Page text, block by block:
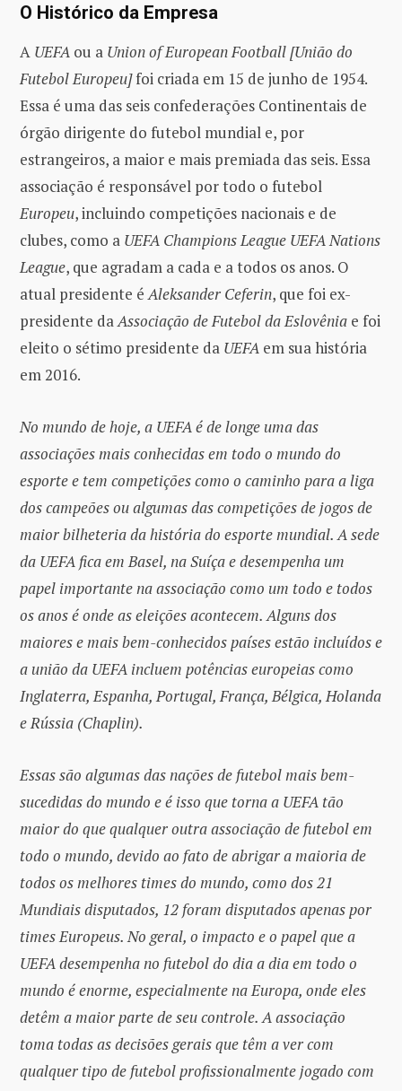
O Histórico da Empresa
A UEFA ou a Union of European Football [União do
Futebol Europeu]foi criada em 15 de junho de 1954.
Essa é uma das seis confederações Continentais de
órgão dirigente do futebol mundial e, por
estrangeiros, a maior e mais premiada das seis. Essa
associação é responsável por todo o futebol
Europeu, incluindo competições nacionais e de
clubes, como a UEFA Champions League UEFA Nations
League, que agradam a cada e a todos os anos. O
atual presidente éAleksander Ceferin, que foi ex-
presidente daAssociação de Futebol da Eslovênia e foi
eleito o sétimo presidente da UEFA em sua história
em 2016.
No mundo de hoje, a UEFA é de longe uma das
associações mais conhecidas em todo o mundo do
esporte e tem competições como o caminho para a liga
dos campeões ou algumas das competições de jogos de
maior bilheteria da história do esporte mundial. A sede
da UEFA fica em Basel, na Suíça e desempenha um
papel importante na associação como um todo e todos
os anos é onde as eleições acontecem. Alguns dos
maiores e mais bem-conhecidos países estão incluídos e
a união da UEFA incluem potências europeias como
Inglaterra, Espanha, Portugal, França, Bélgica, Holanda
e Rússia (Chaplin).
Essas são algumas das nações de futebol mais bem-
sucedidas do mundo e é isso que torna a UEFA tão
maior do que qualquer outra associação de futebol em
todo o mundo, devido ao fato de abrigar a maioria de
todos os melhores times do mundo, como dos 21
Mundiais disputados, 12 foram disputados apenas por
times Europeus. No geral, o impacto e o papel que a
UEFA desempenha no futebol do dia a dia em todo o
mundo é enorme, especialmente na Europa, onde eles
detêm a maior parte de seu controle. A associação
toma todas as decisões gerais que têm a ver com
qualquer tipo de futebol profissionalmente jogado com